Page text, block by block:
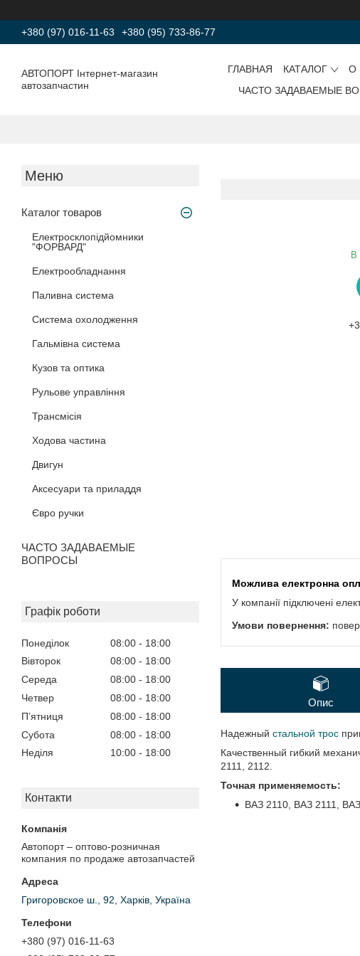
+380 (97) 016-11-63 +380 (95) 733-86-77
АВТОПОРТ Інтернет-магазин
автозапчастин
ГЛАВНАЯ КАТАЛОГ О
ЧАСТО ЗАДАВАЕМЫЕ
Каталог товаров
Електросклопідйомники
"ФОРВАРД"
Електрообладнання
Паливна система
Система охолодження
Гальмівна система
Кузов та оптика
Рульове управління
Трансмісія
Ходова частина
Двигун
Аксесуари та приладдя
Євро ручки
ЧАСТО ЗАДАВАЕМЫЕ
ВОПРОСЫ
Графік роботи
Понеділок 08:00
18:00
Вівторок
08:00
18:00
Середа
08:00
18:00
Четвер
08:00
18:00
Пʼятниця
08:00
18:00
Субота
08:00
18:00
Неділя
10:00 18:00
Контакти
Автопорт – оптово-розничная
компания по продаже автозапчастей
Григоровское ш., 92, Харків, Україна
+380 (97) 016-11-63
В
У компанії підключені
Опис
Надежный стальной трос
Качественный гибкий
2111, 2112.
Точная применяемость:
ВАЗ 2110, ВАЗ 2111,